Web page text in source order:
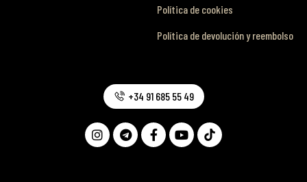
Política de cookies
Política de devolución y reembolso
+34 91 685 55 49